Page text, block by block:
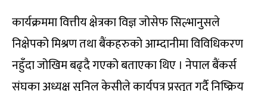
कार्यक्रममा वित्तीय क्षेत्रका विज्ञ जोसेफ सिल्भानुसले
निक्षेपको मिश्रण तथा बैंकहरुको आम्दानीमा विविधिकरण
नहुँदा जोखिम बढ्दै गएको बताएका थिए । नेपाल बैंकर्स
संघका अध्यक्ष सुनिल केसीले कार्यपत्र प्रस्तुत गर्दै निष्क्रिय